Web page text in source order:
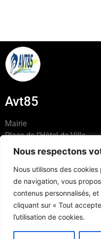
Nous respectons
Nous utilisons des
de navigation, vous
contenus personnalisés,
cliquant sur « Tout
l’utilisation de cookies.
Avt85
Mairie
Place de l’Hôtel de Ville
85440 -TALMONT ST
06 03 25 81 10
contact@avt85.fr